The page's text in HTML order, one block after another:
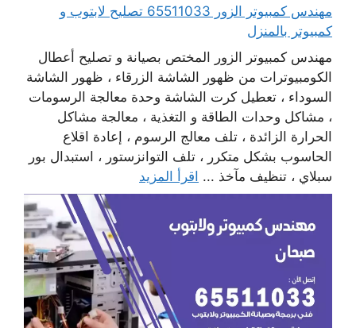
مهندس كمبيوتر الزور 65511033 تصليح لابتوب و
كمبيوتر بالمنزل
مهندس كمبيوتر الزور المختص بصيانة و تصليح أعطال
الكومبيوترات من ظهور الشاشة الزرقاء ، ظهور الشاشة
السوداء ، تعطيل كرت الشاشة وحدة معالجة الرسومات
، مشاكل وحدات الطاقة و التغذية ، معالجة مشاكل
الحرارة الزائدة ، تلف معالج الرسوم ، إعادة اقلاع
الحاسوب بشكل متكرر ، تلف التوانزستور ، استبدال بور
سبلاي ، تنظيف مآخذ ... اقرأ المزيد